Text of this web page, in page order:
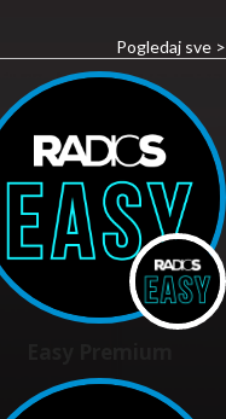
Pogledaj sve >